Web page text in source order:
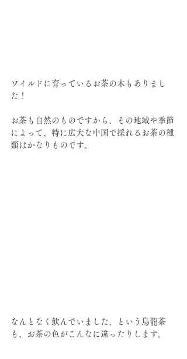
ワイルドに育っているお茶の木もありまし
た！
お茶も自然のものですから、その地域や季節
によって、特に広大な中国で採れるお茶の種
類はかなりものです。
なんとなく飲んでいました、という烏龍茶
も、お茶の色がこんなに違ったりします。